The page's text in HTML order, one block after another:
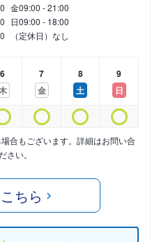
金09:00 - 21:00
日09:00 - 18:00
（定休日）なし
6
7
金
8
土
9
日
合もございます。詳細はお問い合
さい。
ちら